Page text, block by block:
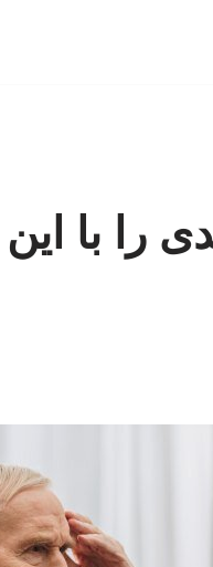
را با